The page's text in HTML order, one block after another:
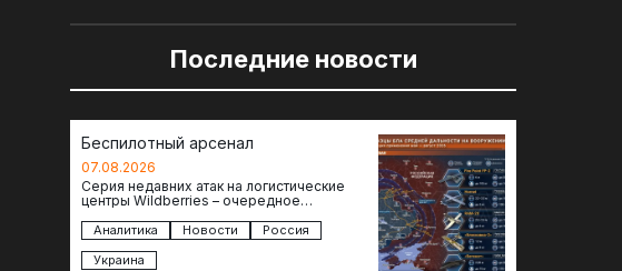
Последние новости
Беспилотный арсенал
07.08.2026
Серия недавних атак на логистические
центры Wildberries – очередное
российского тыла. И суть здесь даже не…
Аналитика Новости
Россия
Украина